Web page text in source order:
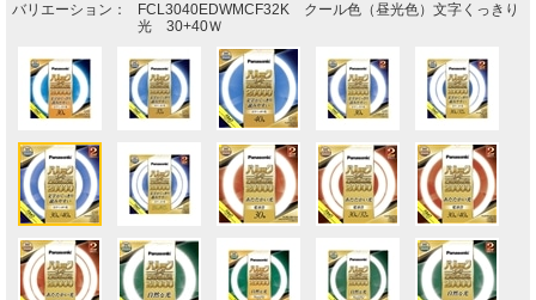
バリエーション：
FCL3040EDWMCF32K クール色（昼光色）文字くっきり
光 30+40Ｗ